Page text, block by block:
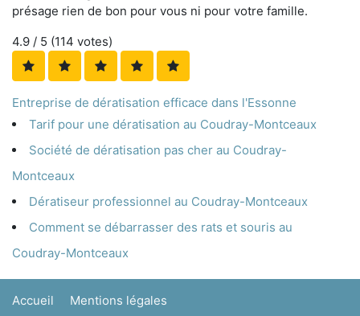
présage rien de bon pour vous ni pour votre famille.
4.9 / 5 (114 votes)
Entreprise de dératisation efficace dans l'Essonne
Tarif pour une dératisation au Coudray-Montceaux
Société de dératisation pas cher au Coudray-
Montceaux
Dératiseur professionnel au Coudray-Montceaux
Comment se débarrasser des rats et souris au
Coudray-Montceaux
Accueil Mentions légales